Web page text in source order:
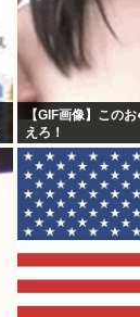
【GIF画像】この
えろ！